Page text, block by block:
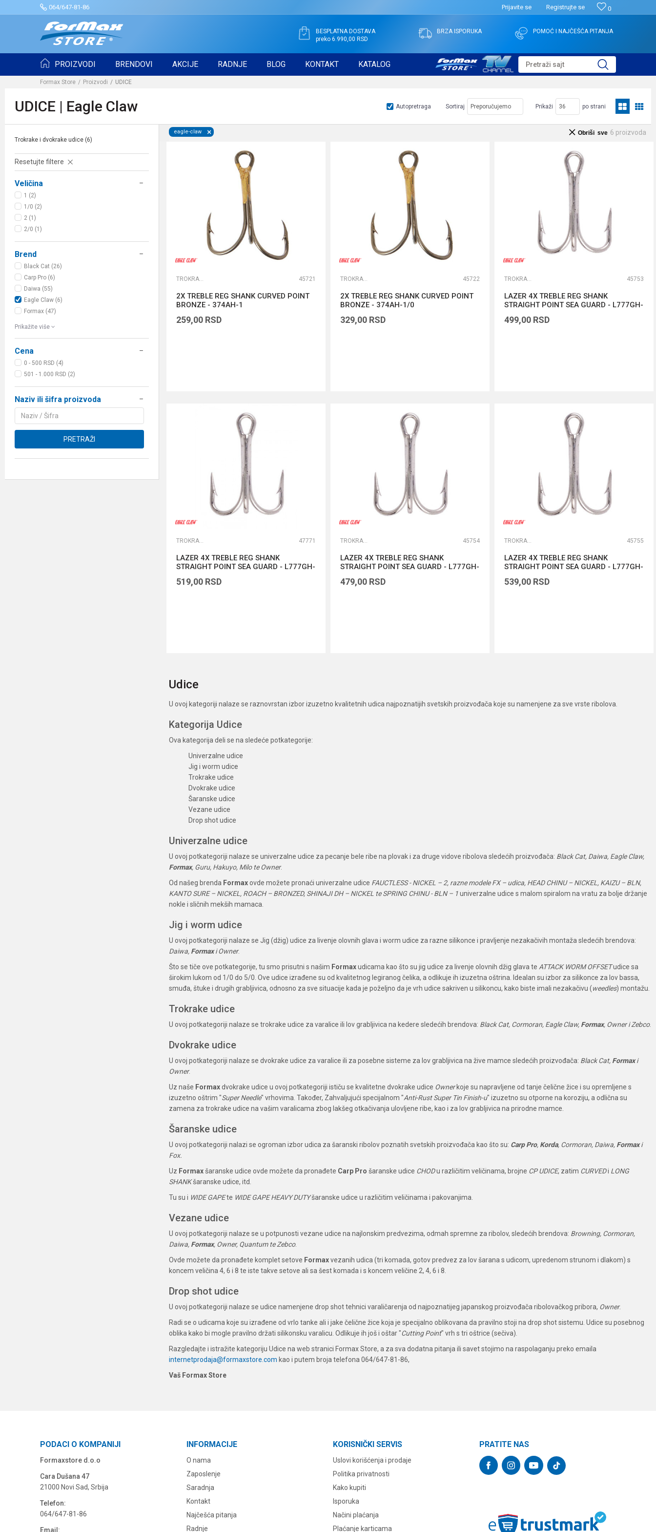
064/647-81-86 0
Prijavite se Registrujte se
BESPLATNA DOSTAVA
preko 6.990,00 RSD
BRZA ISPORUKA POMOĆ I NAJČEŠĆA PITANJA
PROIZVODI BRENDOVI AKCIJE RADNJE BLOG KONTAKT KATALOG Pretraži sajt
Formax Store Proizvodi UDICE
UDICE | Eagle Claw Autopretraga Sortiraj Prikaži po strani
Trokrake i dvokrake udice (6)
Resetujte filtere
Veličina
1 (2)
1/0 (2)
2 (1)
2/0 (1)
Brend
Black Cat (26)
Carp Pro (6)
Daiwa (55)
Eagle Claw (6)
Formax (47)
Prikažite više
Cena
0 - 500 RSD (4)
501 - 1.000 RSD (2)
Naziv ili šifra proizvoda
PRETRAŽI
eagle-claw 6 proizvoda
Obriši sve
TROKRAKE I DVOKRAKE UDICE 45721
2X TREBLE REG SHANK CURVED POINT
BRONZE - 374AH-1
259,00 RSD
TROKRAKE I DVOKRAKE UDICE 45722
2X TREBLE REG SHANK CURVED POINT
BRONZE - 374AH-1/0
329,00 RSD
TROKRAKE I DVOKRAKE UDICE 45753
LAZER 4X TREBLE REG SHANK
STRAIGHT POINT SEA GUARD - L777GH-
499,00 RSD
TROKRAKE I DVOKRAKE UDICE 47771
LAZER 4X TREBLE REG SHANK
STRAIGHT POINT SEA GUARD - L777GH-
519,00 RSD
TROKRAKE I DVOKRAKE UDICE 45754
LAZER 4X TREBLE REG SHANK
STRAIGHT POINT SEA GUARD - L777GH-
479,00 RSD
TROKRAKE I DVOKRAKE UDICE 45755
LAZER 4X TREBLE REG SHANK
STRAIGHT POINT SEA GUARD - L777GH-
539,00 RSD
Udice
U ovoj kategoriji nalaze se raznovrstan izbor izuzetno kvalitetnih udica najpoznatijih svetskih proizvođača koje su namenjene za sve vrste ribolova.
Kategorija Udice
Ova kategorija deli se na sledeće potkategorije:
Univerzalne udice
Jig i worm udice
Trokrake udice
Dvokrake udice
Šaranske udice
Vezane udice
Drop shot udice
Univerzalne udice
U ovoj potkategoriji nalaze se univerzalne udice za pecanje bele ribe na plovak i za druge vidove ribolova sledećih proizvođača: Black Cat, Daiwa, Eagle Claw,
Formax, Guru, Hakuyo, Milo te Owner.
Od našeg brenda Formaxovde možete pronaći univerzalne udice FAUCTLESS - NICKEL – 2, razne modele FX – udica, HEAD CHINU – NICKEL, KAIZU – BLN,
KANTO SURE – NICKEL, ROACH – BRONZED, SHINAJI DH – NICKEL te SPRING CHINU - BLN – 1univerzalne udice s malom spiralom na vratu za bolje držanje
nokle i sličnih mekših mamaca.
Jig i worm udice
U ovoj potkategoriji nalaze se Jig (džig) udice za livenje olovnih glava i worm udice za razne silikonce i pravljenje nezakačivih montaža sledećih brendova:
Daiwa, Formaxi Owner.
Što se tiče ove potkategorije, tu smo prisutni s našim Formaxudicama kao što su jig udice za livenje olovnih džig glava te ATTACK WORM OFFSETudice sa
širokim lukom od 1/0 do 5/0. Ove udice izrađene su od kvalitetnog legiranog čelika, a odlikuje ih izuzetna oštrina. Idealan su izbor za silikonce za lov bassa,
smuđa, štuke i drugih grabljivica, odnosno za sve situacije kada je poželjno da je vrh udice sakriven u silikoncu, kako biste imali nezakačivu (weedles) montažu.
Trokrake udice
U ovoj potkategoriji nalaze se trokrake udice za varalice ili lov grabljivica na kedere sledećih brendova: Black Cat, Cormoran, Eagle Claw, Formax, Owner i Zebco.
Dvokrake udice
U ovoj potkategoriji nalaze se dvokrake udice za varalice ili za posebne sisteme za lov grabljivica na žive mamce sledećih proizvođača: Black Cat, Formaxi
Owner.
Uz naše Formaxdvokrake udice u ovoj potkategoriji ističu se kvalitetne dvokrake udice Ownerkoje su napravljene od tanje čelične žice i su opremljene s
izuzetno oštrim "Super Needle" vrhovima. Također, Zahvaljujući specijalnom "Anti-Rust Super Tin Finish-u" izuzetno su otporne na koroziju, a odlična su
zamena za trokrake udice na vašim varalicama zbog lakšeg otkačivanja ulovljene ribe, kao i za lov grabljivica na prirodne mamce.
Šaranske udice
U ovoj potkategoriji nalazi se ogroman izbor udica za šaranski ribolov poznatih svetskih proizvođača kao što su: Carp Pro, Korda, Cormoran, Daiwa, Formaxi
Fox.
Uz Formaxšaranske udice ovde možete da pronađete Carp Pro šaranske udice CHODu različitim veličinama, brojne CP UDICE, zatim CURVEDi LONG
SHANKšaranske udice, itd.
Tu su i WIDE GAPEte WIDE GAPE HEAVY DUTYšaranske udice u različitim veličinama i pakovanjima.
Vezane udice
U ovoj potkategoriji nalaze se u potpunosti vezane udice na najlonskim predvezima, odmah spremne za ribolov, sledećih brendova: Browning, Cormoran,
Daiwa, Formax, Owner, Quantum te Zebco.
Ovde možete da pronađete komplet setove Formaxvezanih udica (tri komada, gotov predvez za lov šarana s udicom, upredenom strunom i dlakom) s
koncem veličina 4, 6 i 8 te iste takve setove ali sa šest komada i s koncem veličine 2, 4, 6 i 8.
Drop shot udice
U ovoj potkategoriji nalaze se udice namenjene drop shot tehnici varaličarenja od najpoznatijeg japanskog proizvođača ribolovačkog pribora, Owner.
Radi se o udicama koje su izrađene od vrlo tanke ali i jake čelične žice koja je specijalno oblikovana da pravilno stoji na drop shot sistemu. Udice su posebnog
oblika kako bi mogle pravilno držati silikonsku varalicu. Odlikuje ih još i oštar "Cutting Point" vrh s tri oštrice (sečiva).
Razgledajte i istražite kategoriju Udice na web stranici Formax Store, a za sva dodatna pitanja ili savet stojimo na raspolaganju preko emaila
internetprodaja@formaxstore.com kao i putem broja telefona 064/647-81-86,
Vaš Formax Store
PODACI O KOMPANIJI
Formaxstore d.o.o
Cara Dušana 47
21000 Novi Sad, Srbija
Telefon:
064/647-81-86
Email:
INFORMACIJE
O nama
Zaposlenje
Saradnja
Kontakt
Najčešća pitanja
Radnje
KORISNIČKI SERVIS
Uslovi korišćenja i prodaje
Politika privatnosti
Kako kupiti
Isporuka
Načini plaćanja
Plaćanje karticama
PRATITE NAS